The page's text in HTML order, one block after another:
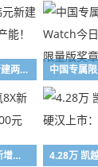
SK海力士砸54万亿韩元新建两座晶圆厂：扩容内存产能！最快2028年投产
20多处熏黑处理 极氪8X新增曜夜套件：限时售5000元